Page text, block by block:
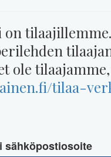
ole
tilaa-
sähköpostiosoite